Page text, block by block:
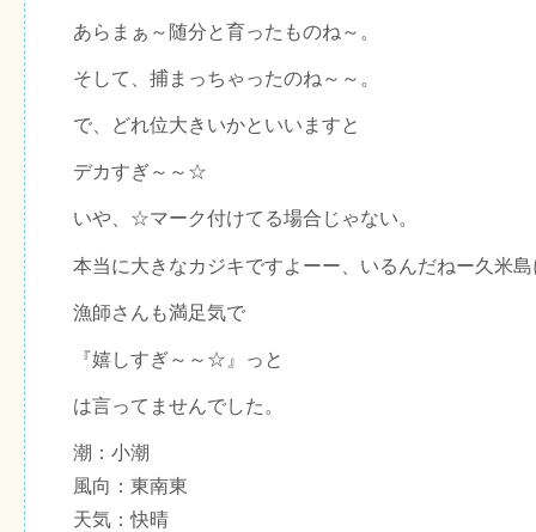
あらまぁ～随分と育ったものね～。
そして、捕まっちゃったのね～～。
で、どれ位大きいかといいますと
デカすぎ～～☆
いや、☆マーク付けてる場合じゃない。
本当に大きなカジキですよーー、いるんだねー久米
漁師さんも満足気で
『嬉しすぎ～～☆』っと
は言ってませんでした。
潮：小潮
風向：東南東
天気：快晴